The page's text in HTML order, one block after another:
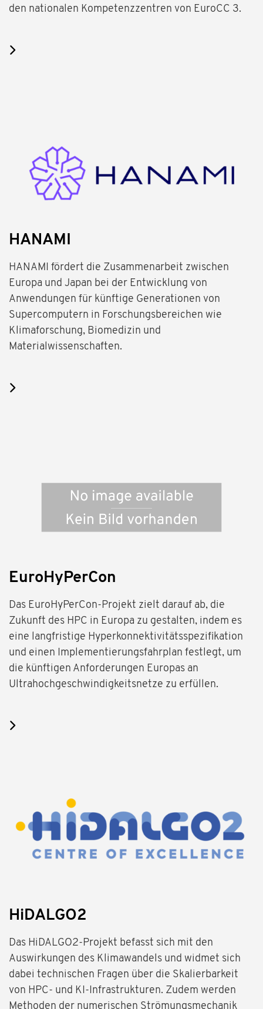
den nationalen Kompetenzzentren von EuroCC 3.
HANAMI
HANAMI fördert die Zusammenarbeit zwischen
Europa und Japan bei der Entwicklung von
Anwendungen für künftige Generationen von
Supercomputern in Forschungsbereichen wie
Klimaforschung, Biomedizin und
Materialwissenschaften.
EuroHyPerCon
Das EuroHyPerCon-Projekt zielt darauf ab, die
Zukunft des HPC in Europa zu gestalten, indem es
eine langfristige Hyperkonnektivitätsspezifikation
und einen Implementierungsfahrplan festlegt, um
die künftigen Anforderungen Europas an
Ultrahochgeschwindigkeitsnetze zu erfüllen.
HiDALGO2
Das HiDALGO2-Projekt befasst sich mit den
Auswirkungen des Klimawandels und widmet sich
dabei technischen Fragen über die Skalierbarkeit
von HPC- und KI-Infrastrukturen. Zudem werden
Methoden der numerischen Strömungsmechanik